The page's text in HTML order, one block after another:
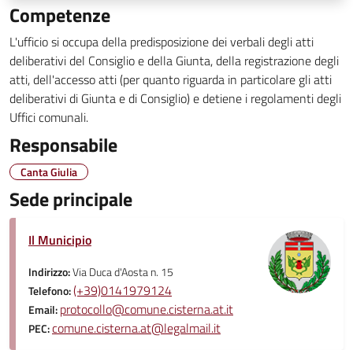
Competenze
L'ufficio si occupa della predisposizione dei verbali degli atti
deliberativi del Consiglio e della Giunta, della registrazione degli
atti, dell'accesso atti (per quanto riguarda in particolare gli atti
deliberativi di Giunta e di Consiglio) e detiene i regolamenti degli
Uffici comunali.
Responsabile
Canta Giulia
Sede principale
Il Municipio
Indirizzo:Via Duca d'Aosta n. 15
Telefono:(+39)0141979124
Email:protocollo@comune.cisterna.at.it
PEC:comune.cisterna.at@legalmail.it